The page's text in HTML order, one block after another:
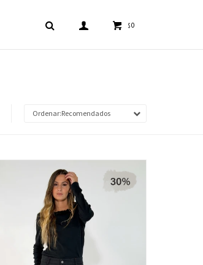
$0
Recomendados